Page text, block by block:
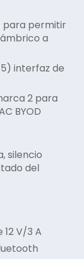
para permitir
a
interfaz de
2 para
BYOD
silencio
del
V/3 A